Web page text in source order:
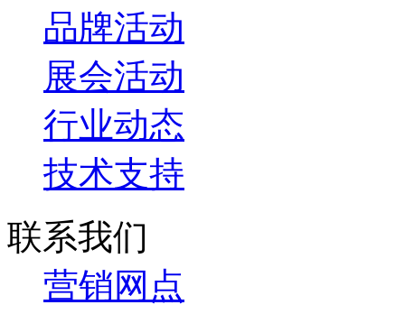
品牌活动
展会活动
行业动态
技术支持
联系我们
营销网点